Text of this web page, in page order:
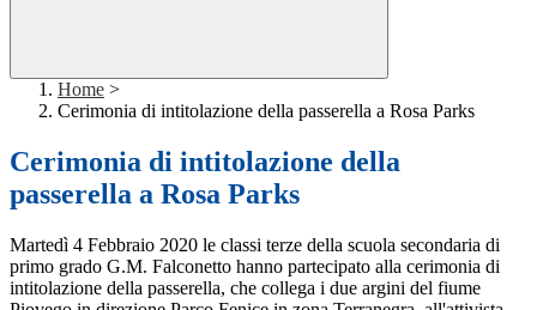
Home >
Cerimonia di intitolazione della passerella a Rosa Parks
Cerimonia di intitolazione della
passerella a Rosa Parks
Martedì 4 Febbraio 2020 le classi terze della scuola secondaria di
primo grado G.M. Falconetto hanno partecipato alla cerimonia di
intitolazione della passerella, che collega i due argini del fiume